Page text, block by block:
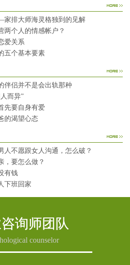
排大师海灵格独到的见解
两个人的情感帐户？
爱关系
五个基本要素
伴侣并不是会出轨那种
而异”
先要自身有爱
的渴望心态
人不愿跟女人沟通，怎么破？
，要怎么做？
有钱
下班回家
询师团队
counselor